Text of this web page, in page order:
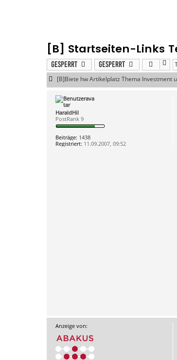
[B] Startseiten-Links
Gesperrt Gesperrt
[B]Biete hw Artikelplatz Thema Investment
HaraldHil
PostRank 9
Beiträge: 1438
Registriert: 11.09.2007, 09:52
Anzeige von: